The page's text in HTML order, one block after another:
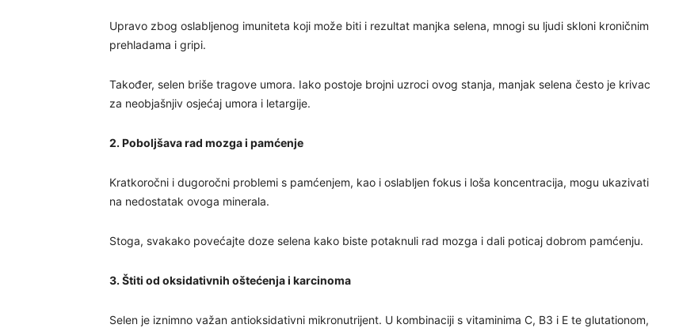
Upravo zbog oslabljenog imuniteta koji može biti i rezultat manjka selena, mnogi su ljudi skloni kroničnim
prehladama i gripi.
Također, selen briše tragove umora. Iako postoje brojni uzroci ovog stanja, manjak selena često je krivac
za neobjašnjiv osjećaj umora i letargije.
2. Poboljšava rad mozga i pamćenje
Kratkoročni i dugoročni problemi s pamćenjem, kao i oslabljen fokus i loša koncentracija, mogu ukazivati
na nedostatak ovoga minerala.
Stoga, svakako povećajte doze selena kako biste potaknuli rad mozga i dali poticaj dobrom pamćenju.
3. Štiti od oksidativnih oštećenja i karcinoma
Selen je iznimno važan antioksidativni mikronutrijent. U kombinaciji s vitaminima C, B3 i E te glutationom,